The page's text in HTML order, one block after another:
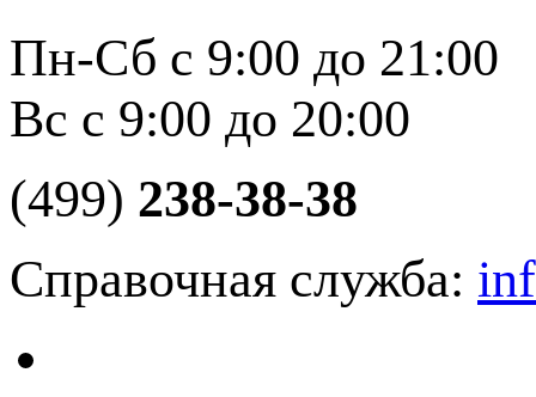
Пн-Сб с 9:00 до 21:00
Вс с 9:00 до 20:00
(499) 238-38-38
Справочная служба: